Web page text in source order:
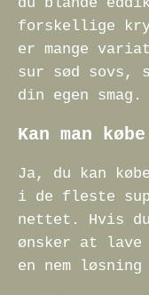
forskellige
er mange
sur sød sovs,
din egen smag.
Kan man
Ja, du kan
i de fleste
nettet. Hvis
ønsker at lave
en nem